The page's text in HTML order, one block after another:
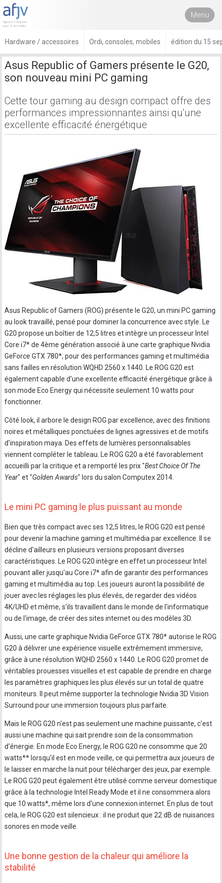
Menu
Hardware / accessoires Ordi, consoles, mobiles édition du 15
Asus Republic of Gamers présente le G20,
son nouveau mini PC gaming
Cette tour gaming au design compact offre des
performances impressionnantes ainsi qu'une
excellente efficacité énergétique
Asus Republic of Gamers (ROG) présente le G20, un mini PC gaming
au look travaillé, pensé pour dominer la concurrence avec style. Le
G20 propose un boîtier de 12,5 litres et intègre un processeur Intel
Core i7* de 4ème génération associé à une carte graphique Nvidia
GeForce GTX 780*, pour des performances gaming et multimédia
sans failles en résolution WQHD 2560 x 1440. Le ROG G20 est
également capable d'une excellente efficacité énergétique grâce à
son mode Eco Energy qui nécessite seulement 10 watts pour
fonctionner.
Côté look, il arbore le design ROG par excellence, avec des finitions
noires et métalliques ponctuées de lignes agressives et de motifs
d'inspiration maya. Des effets de lumières personnalisables
viennent compléter le tableau. Le ROG G20 a été favorablement
accueilli par la critique et a remporté les prix "Best Choice Of The
Year" et "Golden Awards" lors du salon Computex 2014.
Le mini PC gaming le plus puissant au monde
Bien que très compact avec ses 12,5 litres, le ROG G20 est pensé
pour devenir la machine gaming et multimédia par excellence. Il se
décline d'ailleurs en plusieurs versions proposant diverses
caractéristiques. Le ROG G20 intègre en effet un processeur Intel
pouvant aller jusqu'au Core i7* afin de garantir des performances
gaming et multimédia au top. Les joueurs auront la possibilité de
jouer avec les réglages les plus élevés, de regarder des vidéos
4K/UHD et même, s'ils travaillent dans le monde de l'informatique
ou de l'image, de créer des sites internet ou des modèles 3D.
Aussi, une carte graphique Nvidia GeForce GTX 780* autorise le ROG
G20 à délivrer une expérience visuelle extrêmement immersive,
grâce à une résolution WQHD 2560 x 1440. Le ROG G20 promet de
véritables prouesses visuelles et est capable de prendre en charge
les paramètres graphiques les plus élevés sur un total de quatre
moniteurs. Il peut même supporter la technologie Nvidia 3D Vision
Surround pour une immersion toujours plus parfaite.
Mais le ROG G20 n'est pas seulement une machine puissante, c'est
aussi une machine qui sait prendre soin de la consommation
d'énergie. En mode Eco Energy, le ROG G20 ne consomme que 20
watts** lorsqu'il est en mode veille, ce qui permettra aux joueurs de
le laisser en marche la nuit pour télécharger des jeux, par exemple.
Le ROG G20 peut également être utilisé comme serveur domestique
grâce à la technologie Intel Ready Mode et il ne consommera alors
que 10 watts*, même lors d'une connexion internet. En plus de tout
cela, le ROG G20 est silencieux : il ne produit que 22 dB de nuisances
sonores en mode veille.
Une bonne gestion de la chaleur qui améliore la
stabilité